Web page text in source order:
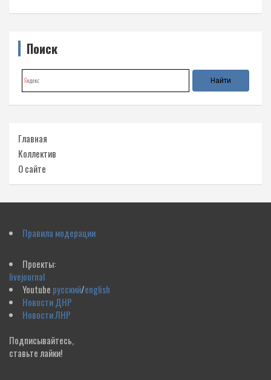
Поиск
Главная
Коллектив
О сайте
Правила модерации
Проекты:
livejournal
Youtube русский/english
Новости ДНР
Новости ЛНР
Подписывайтесь,
ставьте лайки!